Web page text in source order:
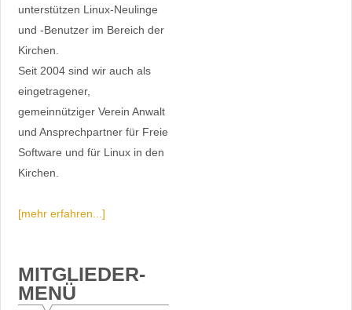
unterstützen Linux-Neulinge
und -Benutzer im Bereich der
Kirchen.
Seit 2004 sind wir auch als
eingetragener,
gemeinnütziger Verein Anwalt
und Ansprechpartner für Freie
Software und für Linux in den
Kirchen.
[mehr erfahren...]
MITGLIEDER-
MENÜ